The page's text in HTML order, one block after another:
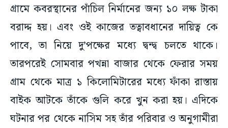
গ্রামে কবরস্থানের পাঁচিল নির্মানের জন্য ১০ লক্ষ টাকা
বরাদ্দ হয়। এবং ওই কাজের তত্বাবধানের দায়িত্ব কে
পাবে, তা নিয়ে দু’পক্ষের মধ্যে দ্বন্দ্ব চলতে থাকে।
তারপরেই সোমবার পখন্না বাজার থেকে ফেরার সময়
গ্রাম থেকে মাত্র ১ কিলোমিটারের মধ্যে ফাঁকা রাস্তায়
বাইক আটকে তাঁকে গুলি করে খুন করা হয়। এদিকে
ঘটনার পর থেকে নাসিম সহ তাঁর পরিবার ও অনুগামীরা